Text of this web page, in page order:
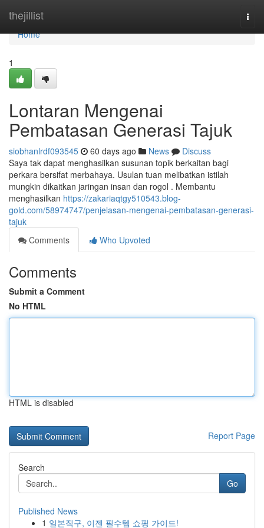
thejillist
Home
Home
1
Lontaran Mengenai
Pembatasan Generasi Tajuk
siobhanlrdf093545 60 days ago News
Discuss
Saya tak dapat menghasilkan susunan topik berkaitan bagi
perkara bersifat merbahaya. Usulan tuan melibatkan istilah
mungkin dikaitkan jaringan insan dan rogol . Membantu
menghasilkan https://zakariaqtgy510543.blog-
gold.com/58974747/penjelasan-mengenai-pembatasan-generasi-
tajuk
Comments
Who Upvoted
Comments
Submit a Comment
No HTML
HTML is disabled
Report Page
Search
Go
Published News
1 일본직구, 이젠 필수템 쇼핑 가이드!